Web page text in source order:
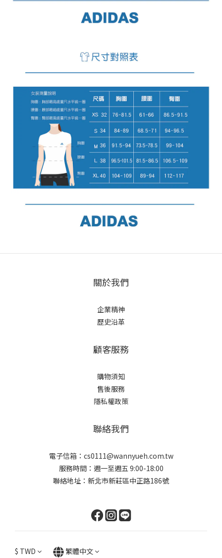
關於我們
企業精神
歷史沿革
顧客服務
購物須知
售後服務
隱私權政策
聯絡我們
電子信箱：cs0111@wannyueh.com.tw
服務時間：週一至週五 9:00-18:00
聯絡地址：新北市新莊區中正路186號
$ TWD 繁體中文